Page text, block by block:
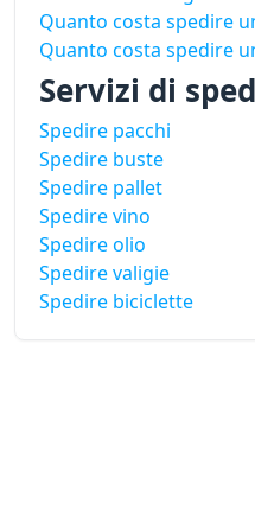
Quanto costa spedire
Quanto costa spedire
Servizi di
Spedire pacchi
Spedire buste
Spedire pallet
Spedire vino
Spedire olio
Spedire valigie
Spedire biciclette